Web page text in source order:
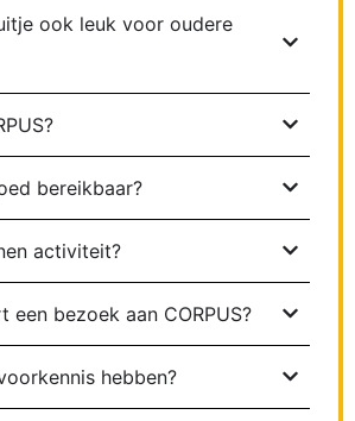
ook leuk voor oudere
bereikbaar?
activiteit?
een bezoek aan CORPUS?
hebben?